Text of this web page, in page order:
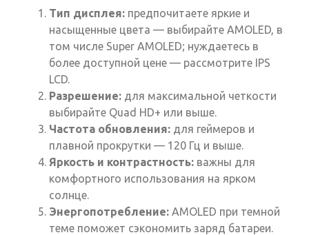
Тип дисплея: предпочитаете яркие и
насыщенные цвета — выбирайте AMOLED, в
том числе Super AMOLED; нуждаетесь в
более доступной цене — рассмотрите IPS
LCD.
Разрешение: для максимальной четкости
выбирайте Quad HD+ или выше.
Частота обновления: для геймеров и
плавной прокрутки — 120 Гц и выше.
Яркость и контрастность: важны для
комфортного использования на ярком
солнце.
Энергопотребление: AMOLED при темной
теме поможет сэкономить заряд батареи.